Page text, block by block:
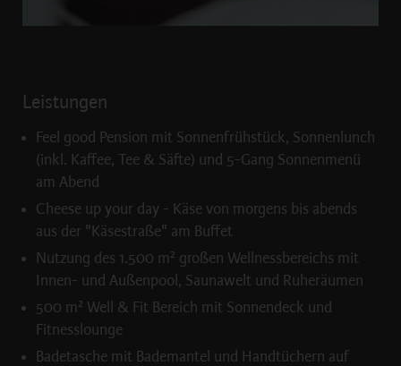
Leistungen
Feel good Pension mit Sonnenfrühstück, Sonnenlunch
(inkl. Kaffee, Tee & Säfte) und 5-Gang Sonnenmenü
am Abend
Cheese up your day - Käse von morgens bis abends
aus der "Käsestraße" am Buffet
Nutzung des 1.500 m² großen Wellnessbereichs mit
Innen- und Außenpool, Saunawelt und Ruheräumen
500 m² Well & Fit Bereich mit Sonnendeck und
Fitnesslounge
Badetasche mit Bademantel und Handtüchern auf